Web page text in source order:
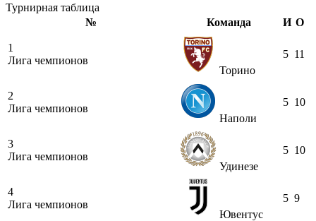
Турнирная таблица
№
Команда И О
1
Лига чемпионов
Торино
5 11
2
Лига чемпионов
Наполи
5 10
3
Лига чемпионов
Удинезе
5 10
4
Лига чемпионов
Ювентус
5 9